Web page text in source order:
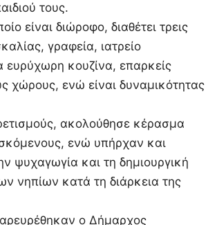
‬τους.
‬είναι‭ ‬διώροφο,‭ ‬διαθέτει‭ ‬τρεις‭
‬γραφεία,‭ ‬ιατρείο‭
‬ευρύχωρη‭ ‬κουζίνα,‭ ‬επαρκείς‭
‬χώρους,‭ ‬ενώ‭ ‬είναι‭ ‬δυναμικότητας‭
‬ακολούθησε‭ ‬κέρασμα‭
‬ενώ‭ ‬υπήρχαν‭ ‬και‭
‬ψυχαγωγία‭ ‬και‭ ‬τη‭ ‬δημιουργική‭
‬νηπίων‭ ‬κατά‭ ‬τη‭ ‬διάρκεια‭ ‬της‭
‬ο‭ ‬Δήμαρχος‭